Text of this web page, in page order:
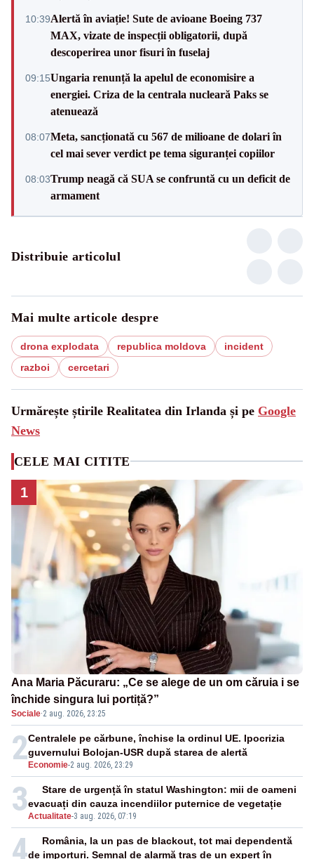
10:39Alertă în aviație! Sute de avioane Boeing 737
MAX, vizate de inspecții obligatorii, după
descoperirea unor fisuri în fuselaj
09:15Ungaria renunță la apelul de economisire a
energiei. Criza de la centrala nucleară Paks se
atenuează
08:07Meta, sancționată cu 567 de milioane de dolari în
cel mai sever verdict pe tema siguranței copiilor
08:03Trump neagă că SUA se confruntă cu un deficit de
armament
Distribuie articolul
Mai multe articole despre
drona explodata republica moldova
incident
razboi
cercetari
Urmărește știrile Realitatea din Irlanda și pe Google
News
CELE MAI CITITE
1
Ana Maria Păcuraru: „Ce se alege de un om căruia i se
închide singura lui portiță?”
Sociale·2 aug. 2026, 23:25
2 Economie-2 aug. 2026, 23:29
Centralele pe cărbune, închise la ordinul UE. Ipocrizia
guvernului Bolojan-USR după starea de alertă
3Actualitate-3 aug. 2026, 07:19
Stare de urgență în statul Washington: mii de oameni
evacuați din cauza incendiilor puternice de vegetație
4
România, la un pas de blackout, tot mai dependentă
de importuri. Semnal de alarmă tras de un expert în